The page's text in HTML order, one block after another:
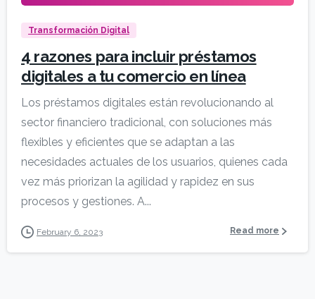
Transformación Digital
4 razones para incluir préstamos
digitales a tu comercio en línea
Los préstamos digitales están revolucionando al
sector financiero tradicional, con soluciones más
flexibles y eficientes que se adaptan a las
necesidades actuales de los usuarios, quienes cada
vez más priorizan la agilidad y rapidez en sus
procesos y gestiones. A...
February 6, 2023 Read more